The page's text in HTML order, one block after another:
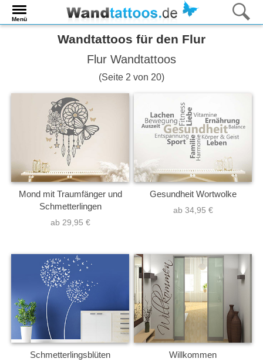
Menü
Wandtattoos für den Flur
Flur Wandtattoos
(Seite 2 von 20)
Mond mit Traumfänger und
Schmetterlingen
ab 29,95 €
Gesundheit Wortwolke
ab 34,95 €
Schmetterlingsblüten Willkommen